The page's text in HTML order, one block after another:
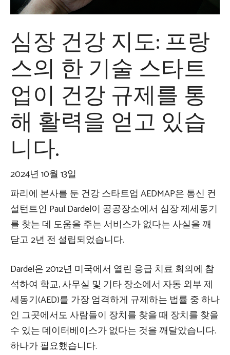
심장 건강 지도: 프랑
스의 한 기술 스타트
업이 건강 규제를 통
해 활력을 얻고 있습
니다.
2024년 10월 13일
파리에 본사를 둔 건강 스타트업 AEDMAP은 통신 컨
설턴트인 Paul Dardel이 공공장소에서 심장 제세동기
를 찾는 데 도움을 주는 서비스가 없다는 사실을 깨
닫고 2년 전 설립되었습니다.
Dardel은 2012년 미국에서 열린 응급 치료 회의에 참
석하여 학교, 사무실 및 기타 장소에서 자동 외부 제
세동기(AED)를 가장 엄격하게 규제하는 법률 중 하나
인 그곳에서도 사람들이 장치를 찾을 때 장치를 찾을
수 있는 데이터베이스가 없다는 것을 깨달았습니다.
하나가 필요했습니다.